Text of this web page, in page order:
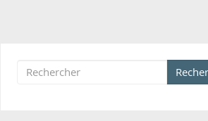
Formulaire de recherche